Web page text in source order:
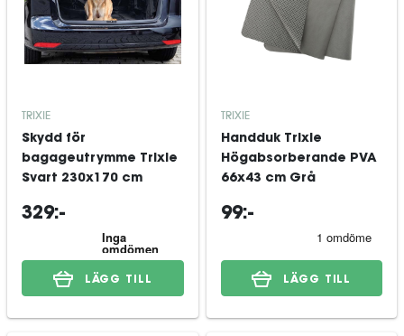
TRIXIE
Skydd för
bagageutrymme Trixie
Svart 230x170 cm
329:-
LÄGG TILL
TRIXIE
Handduk Trixie
Högabsorberande PVA
66x43 cm Grå
99:-
LÄGG TILL